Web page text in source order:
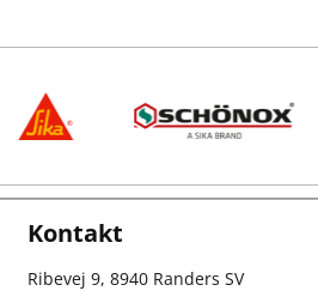
Kontakt
Ribevej 9, 8940 Randers SV